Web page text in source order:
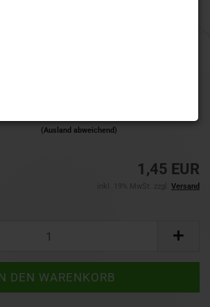
(Ausland abweichend)
1,45 EUR
inkl. 19% MwSt. zzgl. Versand